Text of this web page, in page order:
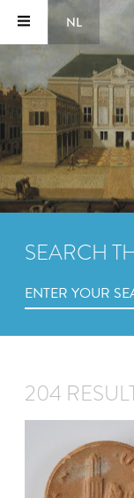
NL
SEARCH
204